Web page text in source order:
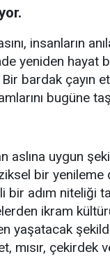
insanların
yeniden
bardak çayın
bugüne
aslına uygun
bir yenileme
bir adım niteliği
ikram
yaşatacak
mısır, çekirdek